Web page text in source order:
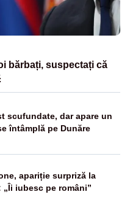
bărbați, suspectați că
scufundate, dar apare un
întâmplă pe Dunăre
apariție surpriză la
„Îi iubesc pe români”